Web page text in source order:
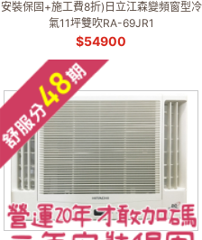
安裝保固+施工費8折)日立江森變頻窗型冷
氣11坪雙吹RA-69JR1
$54900